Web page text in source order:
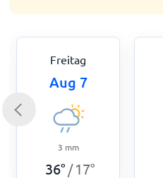
Freitag
Aug 7
3 mm
36° / 17°